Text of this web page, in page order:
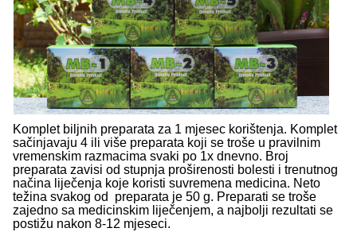
Komplet biljnih preparata za 1 mjesec korištenja. Komplet
sačinjavaju 4 ili više preparata koji se troše u pravilnim
vremenskim razmacima svaki po 1x dnevno. Broj
preparata zavisi od stupnja proširenosti bolesti i trenutnog
načina liječenja koje koristi suvremena medicina. Neto
težina svakog od preparata je 50 g. Preparati se troše
zajedno sa medicinskim liječenjem, a najbolji rezultati se
postižu nakon 8-12 mjeseci.